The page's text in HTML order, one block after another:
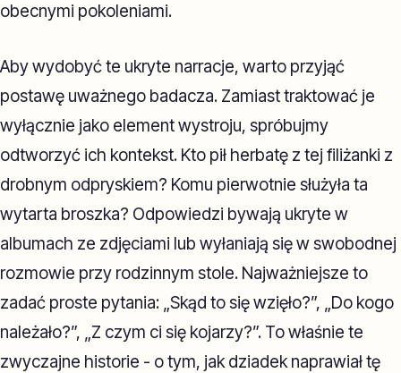
obecnymi pokoleniami.
Aby wydobyć te ukryte narracje, warto przyjąć
postawę uważnego badacza. Zamiast traktować je
wyłącznie jako element wystroju, spróbujmy
odtworzyć ich kontekst. Kto pił herbatę z tej filiżanki z
drobnym odpryskiem? Komu pierwotnie służyła ta
wytarta broszka? Odpowiedzi bywają ukryte w
albumach ze zdjęciami lub wyłaniają się w swobodnej
rozmowie przy rodzinnym stole. Najważniejsze to
zadać proste pytania: „Skąd to się wzięło?”, „Do kogo
należało?”, „Z czym ci się kojarzy?”. To właśnie te
zwyczajne historie - o tym, jak dziadek naprawiał tę